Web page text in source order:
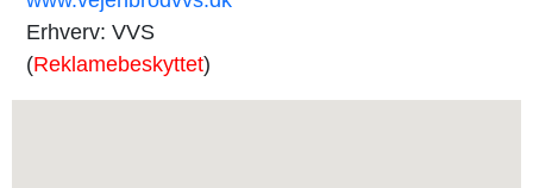
Erhverv: VVS
(Reklamebeskyttet)